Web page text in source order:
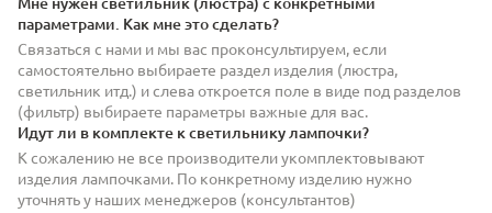
параметрами. Как мне это сделать?
Связаться с нами и мы вас проконсультируем, если
самостоятельно выбираете раздел изделия (люстра,
светильник итд.) и слева откроется поле в виде под разделов
(фильтр) выбираете параметры важные для вас.
Идут ли в комплекте к светильнику лампочки?
К сожалению не все производители укомплектовывают
изделия лампочками. По конкретному изделию нужно
уточнять у наших менеджеров (консультантов)